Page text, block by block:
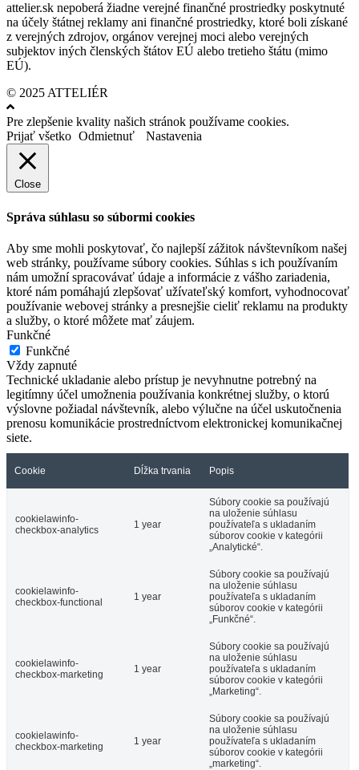
attelier.sk nepoberá žiadne verejné finančné prostriedky poskytnuté
na účely štátnej reklamy ani finančné prostriedky, ktoré boli získané
z verejných zdrojov, orgánov verejnej moci alebo verejných
subjektov iných členských štátov EÚ alebo tretieho štátu (mimo
EÚ).
© 2025 ATTELIÉR
Pre zlepšenie kvality našich stránok používame cookies.
Prijať všetko Odmietnuť Nastavenia
Close
Správa súhlasu so súbormi cookies
Aby sme mohli poskytovať, čo najlepší zážitok návštevníkom našej
web stránky, používame súbory cookies. Súhlas s ich používaním
nám umožní spracovávať údaje a informácie z vášho zariadenia,
ktoré nám pomáhajú zlepšovať užívateľský komfort, vyhodnocovať
používanie webovej stránky a presnejšie cieliť reklamu na produkty
a služby, o ktoré môžete mať záujem.
Funkčné
Funkčné
Vždy zapnuté
Technické ukladanie alebo prístup je nevyhnutne potrebný na
legitímny účel umožnenia používania konkrétnej služby, o ktorú
výslovne požiadal návštevník, alebo výlučne na účel uskutočnenia
prenosu komunikácie prostredníctvom elektronickej komunikačnej
siete.
Cookie Dĺžka trvania Popis
cookielawinfo-
checkbox-analytics
1 year
Súbory cookie sa používajú
na uloženie súhlasu
používateľa s ukladaním
súborov cookie v kategórii
„Analytické“.
cookielawinfo-
checkbox-functional
1 year
Súbory cookie sa používajú
na uloženie súhlasu
používateľa s ukladaním
súborov cookie v kategórii
„Funkčné“.
cookielawinfo-
checkbox-marketing
1 year
Súbory cookie sa používajú
na uloženie súhlasu
používateľa s ukladaním
súborov cookie v kategórii
„Marketing“.
cookielawinfo-
checkbox-marketing
1 year
Súbory cookie sa používajú
na uloženie súhlasu
používateľa s ukladaním
súborov cookie v kategórii
„marketing“.